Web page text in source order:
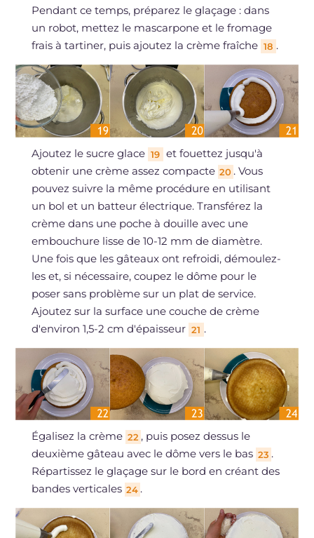
Pendant ce temps, préparez le glaçage : dans
un robot, mettez le mascarpone et le fromage
frais à tartiner, puis ajoutez la crème fraîche 18 .
Ajoutez le sucre glace 19 et fouettez jusqu'à
obtenir une crème assez compacte 20 . Vous
pouvez suivre la même procédure en utilisant
un bol et un batteur électrique. Transférez la
crème dans une poche à douille avec une
embouchure lisse de 10-12 mm de diamètre.
Une fois que les gâteaux ont refroidi, démoulez-
les et, si nécessaire, coupez le dôme pour le
poser sans problème sur un plat de service.
Ajoutez sur la surface une couche de crème
d'environ 1,5-2 cm d'épaisseur 21 .
Égalisez la crème 22 , puis posez dessus le
deuxième gâteau avec le dôme vers le bas 23 .
Répartissez le glaçage sur le bord en créant des
bandes verticales 24 .